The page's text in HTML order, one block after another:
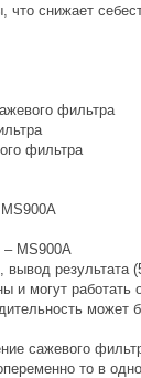
что снижает
фильтра
фильтра
MS900A
результата
и могут
может
сажевого
то в